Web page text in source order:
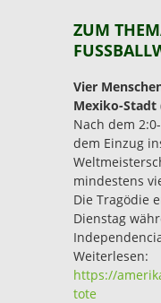
ZUM
Vier
Mexiko-Stadt
Nach dem
dem Einzug
mindestens
Die Tragödie
Dienstag
Weiterlesen:
https://
tote